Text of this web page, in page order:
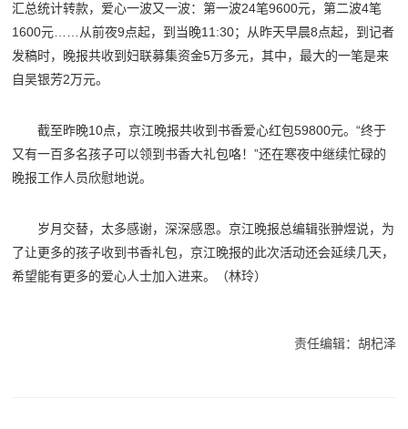
汇总统计转款，爱心一波又一波：第一波24笔9600元，第二波4笔
1600元……从前夜9点起，到当晚11:30；从昨天早晨8点起，到记者
发稿时，晚报共收到妇联募集资金5万多元，其中，最大的一笔是来
自吴银芳2万元。
截至昨晚10点， 京江晚报共收到书香爱心红包59800元。“终于
又有一百多名孩子可以领到书香大礼包咯！”还在寒夜中继续忙碌的
晚报工作人员欣慰地说。
岁月交替，太多感谢，深深感恩。京江晚报总编辑张翀煜说，为
了让更多的孩子收到书香礼包， 京江晚报的此次活动还会延续几天，
希望能有更多的爱心人士加入进来。
（林玲）
责任编辑：胡杞泽